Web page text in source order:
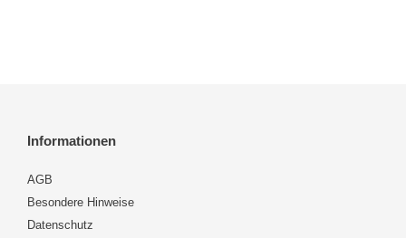
Informationen
AGB
Besondere Hinweise
Datenschutz